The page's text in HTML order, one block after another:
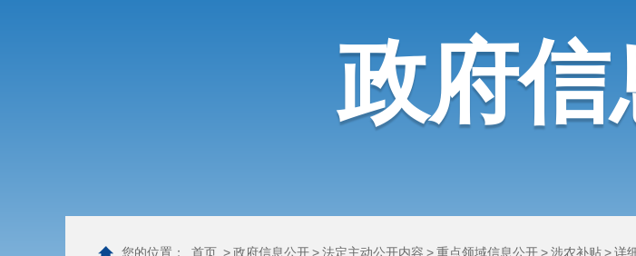
政府信
您的位置： 首页 >政府信息公开>法定主动公开内容 >重点领域信息公开>涉农补贴>详